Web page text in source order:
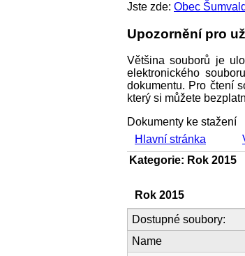
Jste zde: Obec Šumvald
Upozornění pro
Většina souborů je
elektronického
dokumentu. Pro čtení
který si můžete
Dokumenty ke stažení
Hlavní stránka
Kategorie: Rok 2015
Rok 2015
Dostupné soubory:
Name